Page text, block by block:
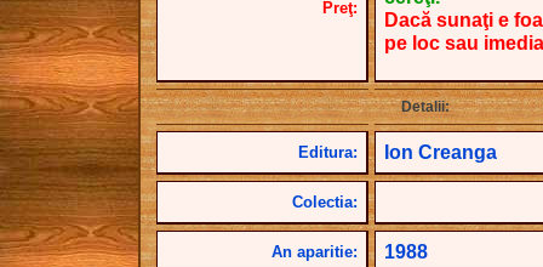
Preţ:
Dacă sunaţi e
pe loc sau
Detalii:
Editura: Ion Creanga
Colectia:
An aparitie: 1988